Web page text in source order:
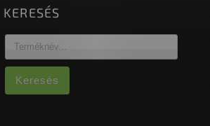
KERESÉS
Keresés